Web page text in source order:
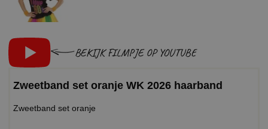
BEKIJK FILMPJE OP YOUTUBE
Zweetband set oranje WK 2026 haarband
Zweetband set oranje